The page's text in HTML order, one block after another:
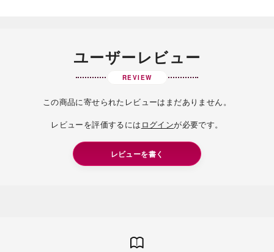
ユーザーレビュー
REVIEW
この商品に寄せられたレビューはまだありません。
レビューを評価するには ログインが必要です。
レビューを書く